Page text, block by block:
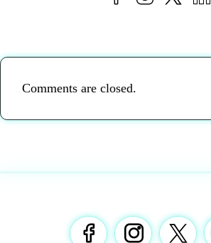
Comments are closed.